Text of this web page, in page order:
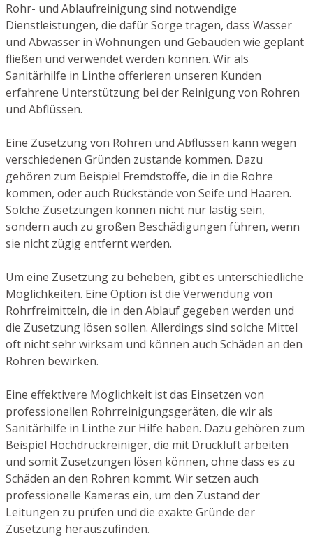
Rohr- und Ablaufreinigung sind notwendige
Dienstleistungen, die dafür Sorge tragen, dass Wasser
und Abwasser in Wohnungen und Gebäuden wie geplant
fließen und verwendet werden können. Wir als
Sanitärhilfe in Linthe offerieren unseren Kunden
erfahrene Unterstützung bei der Reinigung von Rohren
und Abflüssen.
Eine Zusetzung von Rohren und Abflüssen kann wegen
verschiedenen Gründen zustande kommen. Dazu
gehören zum Beispiel Fremdstoffe, die in die Rohre
kommen, oder auch Rückstände von Seife und Haaren.
Solche Zusetzungen können nicht nur lästig sein,
sondern auch zu großen Beschädigungen führen, wenn
sie nicht zügig entfernt werden.
Um eine Zusetzung zu beheben, gibt es unterschiedliche
Möglichkeiten. Eine Option ist die Verwendung von
Rohrfreimitteln, die in den Ablauf gegeben werden und
die Zusetzung lösen sollen. Allerdings sind solche Mittel
oft nicht sehr wirksam und können auch Schäden an den
Rohren bewirken.
Eine effektivere Möglichkeit ist das Einsetzen von
professionellen Rohrreinigungsgeräten, die wir als
Sanitärhilfe in Linthe zur Hilfe haben. Dazu gehören zum
Beispiel Hochdruckreiniger, die mit Druckluft arbeiten
und somit Zusetzungen lösen können, ohne dass es zu
Schäden an den Rohren kommt. Wir setzen auch
professionelle Kameras ein, um den Zustand der
Leitungen zu prüfen und die exakte Gründe der
Zusetzung herauszufinden.